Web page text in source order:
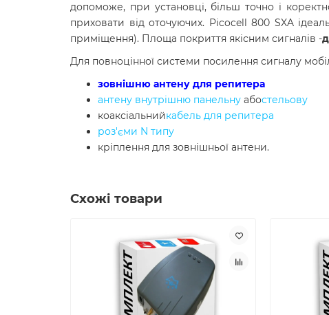
допоможе, при установці, більш точно і
приховати від оточуючих. Picocell 800 SXA
приміщення). Площа покриття якісним сигналів -
Для повноцінної системи посилення сигналу
зовнішню антену для репитера
антену внутрішню панельну абостельову
коаксіальнийкабель для репитера
роз'єми N типу
кріплення для зовнішньої антени.
Схожі товари